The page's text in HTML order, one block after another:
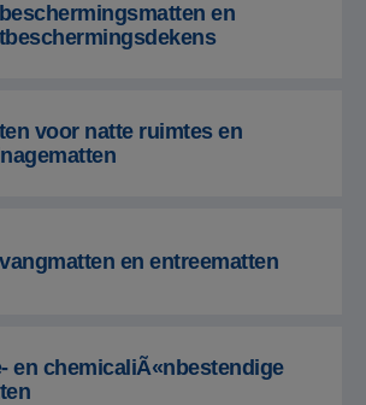
en
voor natte ruimtes en
en entreematten
en chemicaliÃ«nbestendige